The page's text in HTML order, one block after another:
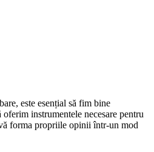
este esențial să fim bine
instrumentele necesare pentru
forma propriile opinii într-un mod